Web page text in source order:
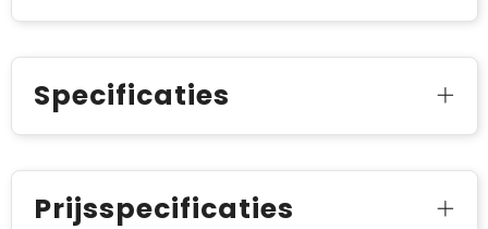
Specificaties
Prijsspecificaties